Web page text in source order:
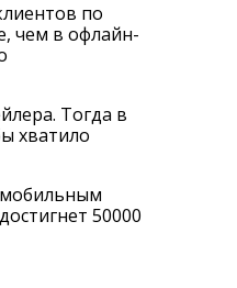
по
чем в офлайн-
Тогда в
хватило
мобильным
50000